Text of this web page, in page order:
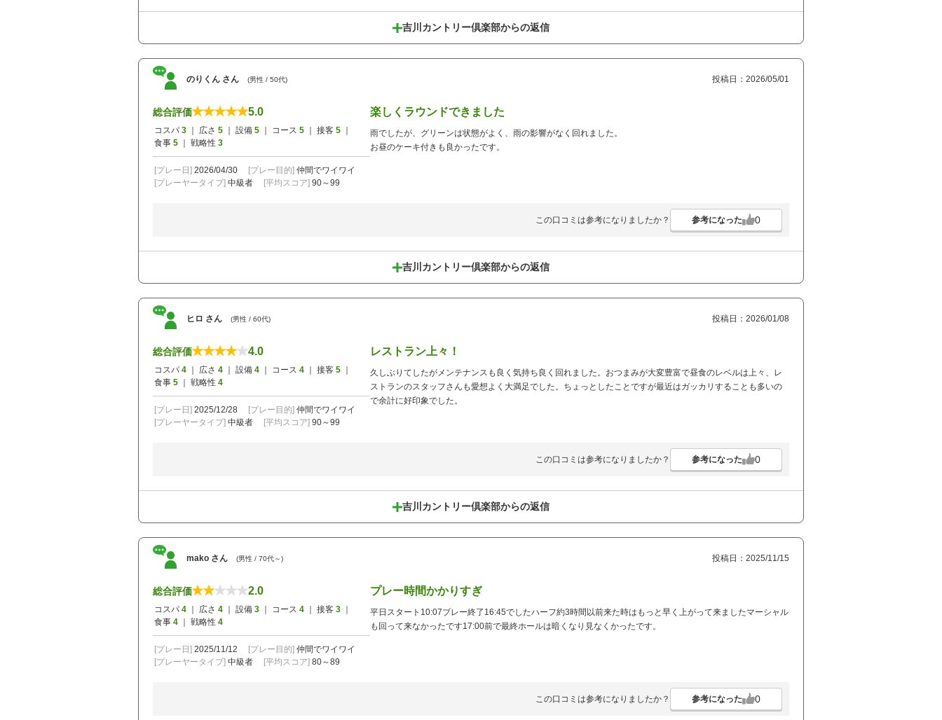
吉川カントリー倶楽部からの返信
のりくん さん (男性 / 50代) 投稿日：2026/05/01
総合評価 5.0
コスパ 3 ｜ 広さ 5 ｜ 設備 5 ｜ コース 5 ｜ 接客 5
食事 5 ｜ 戦略性 3
[プレー日] 2026/04/30 [プレー目的] 仲間でワイワイ
[プレーヤータイプ] 中級者 [平均スコア] 90～99
楽しくラウンドできました
雨でしたが、グリーンは状態がよく、雨の影響がなく回れました。
お昼のケーキ付きも良かったです。
この口コミは参考になりましたか？ 参考になった 0
吉川カントリー倶楽部からの返信
ヒロ さん (男性 / 60代) 投稿日：2026/01/08
総合評価 4.0
コスパ 4 ｜ 広さ 4 ｜ 設備 4 ｜ コース 4 ｜ 接客 5
食事 5 ｜ 戦略性 4
[プレー日] 2025/12/28 [プレー目的] 仲間でワイワイ
[プレーヤータイプ] 中級者 [平均スコア] 90～99
レストラン上々！
久しぶりてしたがメンテナンスも良く気持ち良く回れました。おつまみが大変豊富で昼食のレベルは上々、レ
ストランのスタッフさんも愛想よく大満足でした。ちょっとしたことですが最近はガッカリすることも多いの
で余計に好印象でした。
この口コミは参考になりましたか？ 参考になった 0
吉川カントリー倶楽部からの返信
mako さん (男性 / 70代～) 投稿日：2025/11/15
総合評価 2.0
コスパ 4 ｜ 広さ 4 ｜ 設備 3 ｜ コース 4 ｜ 接客 3
食事 4 ｜ 戦略性 4
[プレー日] 2025/11/12 [プレー目的] 仲間でワイワイ
[プレーヤータイプ] 中級者 [平均スコア] 80～89
プレー時間かかりすぎ
平日スタート10:07ブレー終了16:45でしたハーフ約3時間以前来た時はもっと早く上がって来ましたマーシャル
も回って来なかったです17:00前で最終ホールは暗くなり見なくかったです。
この口コミは参考になりましたか？ 参考になった 0